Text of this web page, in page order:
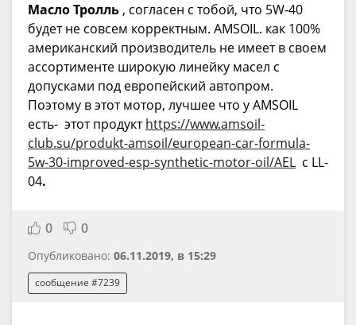
Масло Тролль, согласен с тобой, что 5W-40
будет не совсем корректным. AMSOIL. как 100%
американский производитель не имеет в своем
ассортименте широкую линейку масел с
допусками под европейский автопром.
Поэтому в этот мотор, лучшее что у AMSOIL
есть- этот продуктhttps://www.amsoil-
club.su/produkt-amsoil/european-car-formula-
5w-30-improved-esp-synthetic-motor-oil/AEL с LL-
04.
0 0
Опубликовано: 06.11.2019, в 15:29
сообщение #7239